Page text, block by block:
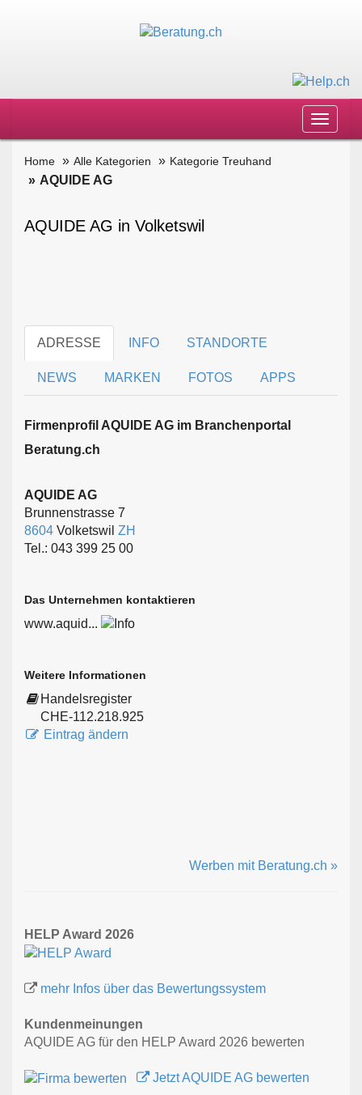
Toggle
Home Alle Kategorien Kategorie Treuhand
AQUIDE AG
AQUIDE AG in Volketswil
ADRESSE INFO STANDORTE
NEWS MARKEN FOTOS APPS
Firmen­profil AQUIDE AG im Branchen­portal
Beratung.ch
AQUIDE AG
Brunnenstrasse 7
8604 Volketswil ZH
Tel.: 043 399 25 00
Das Unternehmen kontaktieren
www.aquid...
Weitere Informationen
Handelsregister
CHE-112.218.925
Eintrag ändern
Werben mit Beratung.ch »
HELP Award 2026
mehr Infos über das Bewertungssystem
Kundenmeinungen
AQUIDE AG für den HELP Award 2026 bewerten
Jetzt AQUIDE AG bewerten